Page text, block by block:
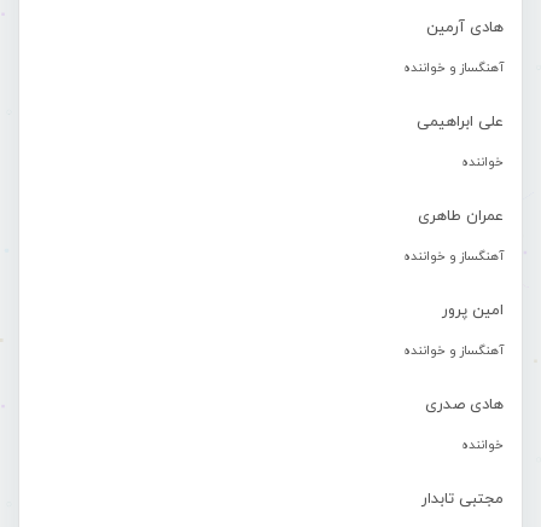
هادی آرمین
آهنگساز و خواننده
علی ابراهیمی
خواننده
عمران طاهری
آهنگساز و خواننده
امین پرور
آهنگساز و خواننده
هادی صدری
خواننده
مجتبی تابدار